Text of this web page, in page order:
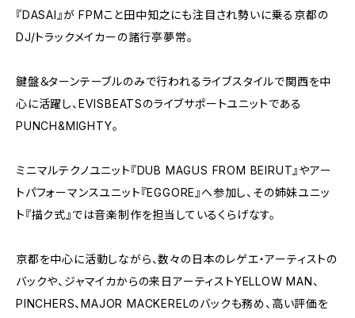
『DASAI』が FPMこと田中知之にも注目され勢いに乗る京都の
DJ/トラックメイカーの諸行亭夢常。
鍵盤＆ターンテーブルのみで行われるライブスタイルで関西を中
心に活躍し、EVISBEATSのライブサポートユニットである
PUNCH&MIGHTY。
ミニマルテクノユニット『DUB MAGUS FROM BEIRUT』やアー
トパフォーマンスユニット『EGGORE』へ参加し、その姉妹ユニッ
ト『描ク式』では音楽制作を担当しているくらげなす。
京都を中心に活動しながら、数々の日本のレゲエ・アーティストの
バックや、ジャマイカからの来日アーティストYELLOW MAN、
PINCHERS、MAJOR MACKERELのバックも務め、高い評価を